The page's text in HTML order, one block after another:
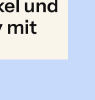
und
mit